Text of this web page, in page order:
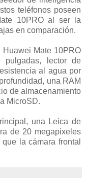
teléfonos poseen
10PRO al ser la
en comparación.
Mate 10PRO
lector de
al agua por
una RAM
de almacenamiento
MicroSD.
una Leica de
de 20 megapixeles
la cámara frontal